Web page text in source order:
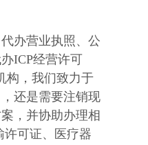
办营业执照、公
ICP经营许可
构，我们致力于
还是需要注销现
，并协助办理相
许可证、医疗器